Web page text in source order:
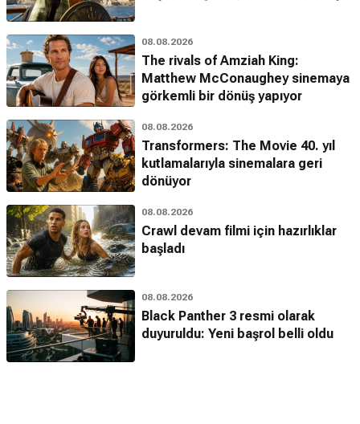
08.08.2026
The rivals of Amziah King:
Matthew McConaughey sinemaya
görkemli bir dönüş yapıyor
08.08.2026
Transformers: The Movie 40. yıl
kutlamalarıyla sinemalara geri
dönüyor
08.08.2026
Crawl devam filmi için hazırlıklar
başladı
08.08.2026
Black Panther 3 resmi olarak
duyuruldu: Yeni başrol belli oldu